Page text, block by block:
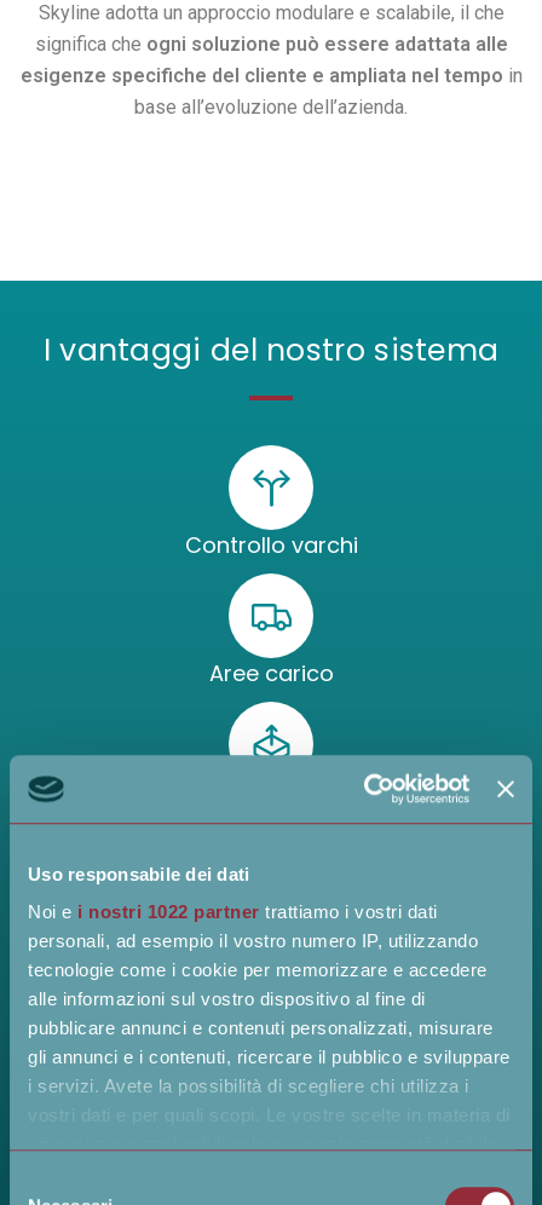
Uso responsabile dei dati
Noi e i nostri 1022 partner trattiamo i vostri dati
personali, ad esempio il vostro numero IP, utilizzando
tecnologie come i cookie per memorizzare e accedere
alle informazioni sul vostro dispositivo al fine di
pubblicare annunci e contenuti personalizzati, misurare
gli annunci e i contenuti, ricercare il pubblico e sviluppare
i servizi. Avete la possibilità di scegliere chi utilizza i
vostri dati e per quali scopi. Le vostre scelte in materia di
Skyline adotta un approccio modulare e scalabile, il che
significa che ogni soluzione può essere adattata alle
esigenze specifiche del cliente e ampliata nel tempo in
base all’evoluzione dell’azienda.
I vantaggi del nostro sistema
Controllo varchi
Aree carico
Flusso mezzi
Display e
comunicazioni
Trasforma lo yard management in una fonte